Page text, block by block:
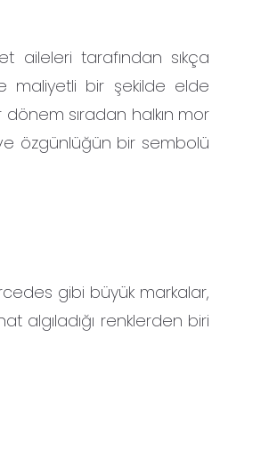
aileleri tarafından sıkça
maliyetli bir şekilde elde
sıradan halkın mor
özgünlüğün bir sembolü
gibi büyük markalar,
algıladığı renklerden biri